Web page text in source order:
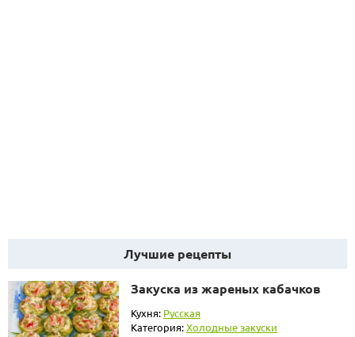
Лучшие рецепты
Закуска из жареных кабачков
Кухня: Русская
Категория:Холодные закуски